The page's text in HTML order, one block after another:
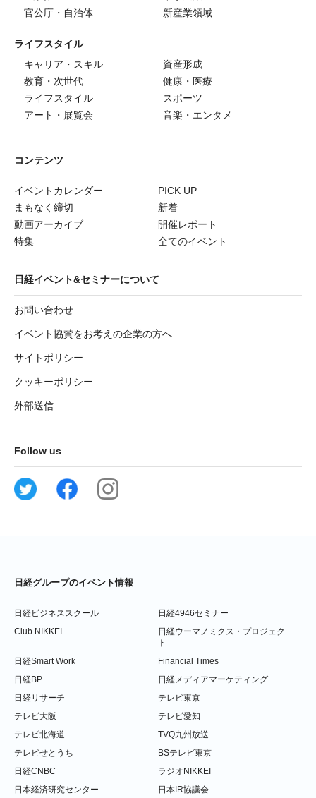
官公庁・自治体
新産業領域
ライフスタイル
キャリア・スキル
資産形成
教育・次世代
健康・医療
ライフスタイル
スポーツ
アート・展覧会
音楽・エンタメ
コンテンツ
イベントカレンダー
PICK UP
まもなく締切
新着
動画アーカイブ
開催レポート
特集
全てのイベント
日経イベント&セミナーについて
お問い合わせ
イベント協賛をお考えの企業の方へ
サイトポリシー
クッキーポリシー
外部送信
Follow us
日経グループのイベント情報
日経ビジネススクール
日経4946セミナー
Club NIKKEI
日経ウーマノミクス・プロジェク
ト
日経Smart Work
Financial Times
日経BP
日経メディアマーケティング
日経リサーチ
テレビ東京
テレビ大阪
テレビ愛知
テレビ北海道
TVQ九州放送
テレビせとうち
BSテレビ東京
日経CNBC
ラジオNIKKEI
日本経済研究センター
日本IR協議会